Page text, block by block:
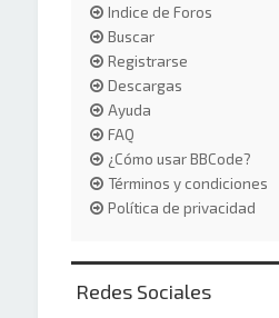
Indice de Foros
Buscar
Registrarse
Descargas
Ayuda
FAQ
¿Cómo usar BBCode?
Términos y condiciones
Política de privacidad
Redes Sociales